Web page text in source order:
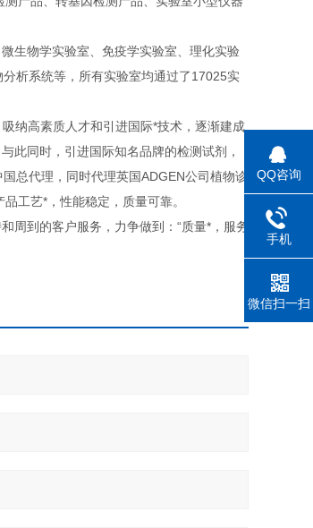
生物学实验室、免疫学实验室、理化实验
析系统等，所有实验室均通过了17025实
纳高素质人才和引进国际*技术，逐渐建成
此同时，引进国际知名品牌的检测试剂，
总代理，同时代理英国ADGEN公司植物诊
工艺*，性能稳定，质量可靠。
到的客户服务，力争做到：“质量*，服务
QQ咨询
手机
微信扫一扫